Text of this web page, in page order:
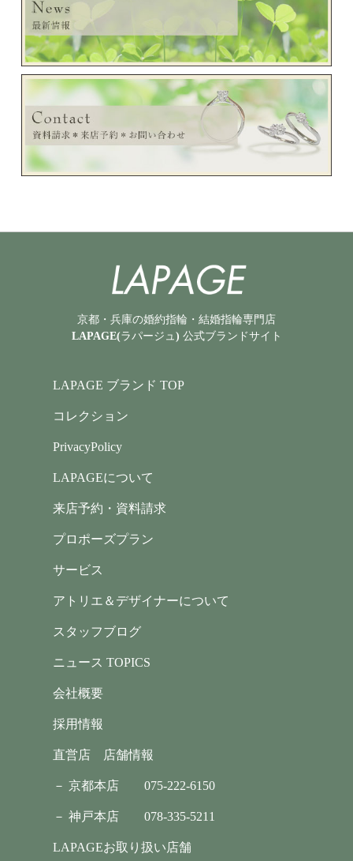
京都・兵庫の婚約指輪・結婚指輪専門店
LAPAGE(ラパージュ) 公式ブランドサイト
LAPAGE ブランド TOP
コレクション
PrivacyPolicy
LAPAGEについて
来店予約・資料請求
プロポーズプラン
サービス
アトリエ＆デザイナーについて
スタッフブログ
ニュース TOPICS
会社概要
採用情報
直営店 店舗情報
－ 京都本店075-222-6150
－ 神戸本店078-335-5211
LAPAGEお取り扱い店舗